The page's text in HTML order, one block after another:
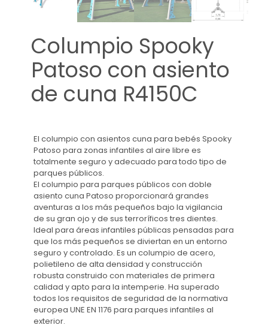
Columpio Spooky
Patoso con asiento
de cuna R4150C
El columpio con asientos cuna para bebés Spooky
Patoso para zonas infantiles al aire libre es
totalmente seguro y adecuado para todo tipo de
parques públicos.
El columpio para parques públicos con doble
asiento cuna Patoso proporcionará grandes
aventuras a los más pequeños bajo la vigilancia
de su gran ojo y de sus terroríficos tres dientes.
Ideal para áreas infantiles públicas pensadas para
que los más pequeños se diviertan en un entorno
seguro y controlado. Es un columpio de acero,
polietileno de alta densidad y construcción
robusta construido con materiales de primera
calidad y apto para la intemperie. Ha superado
todos los requisitos de seguridad de la normativa
europea UNE EN 1176 para parques infantiles al
exterior.